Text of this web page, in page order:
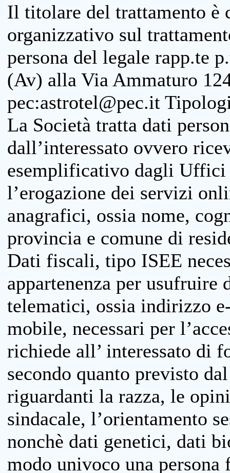
Il titolare del trattamento è
organizzativo sul
persona del legale rapp.te
(Av) alla Via Ammaturo
pec:astrotel@pec.it
La Società tratta dati
dall’interessato ovvero
esemplificativo dagli
l’erogazione dei servizi
anagrafici, ossia nome,
provincia e comune di
Dati fiscali, tipo ISEE
appartenenza per
telematici, ossia indirizzo
mobile, necessari per
richiede all’ interessato di
secondo quanto previsto
riguardanti la razza, le
sindacale, l’orientamento
nonchè dati genetici, dati
modo univoco una